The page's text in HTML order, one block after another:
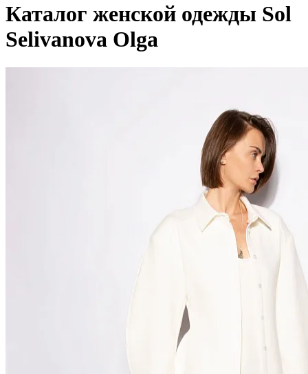
Каталог женской одежды Sol
Selivanova Olga